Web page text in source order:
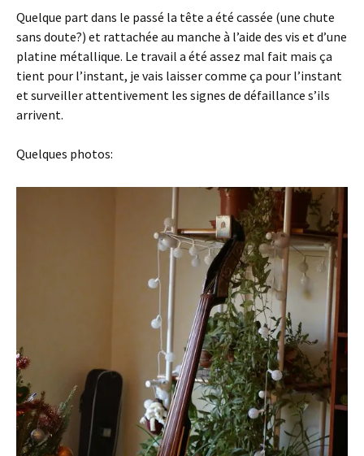
Quelque part dans le passé la tête a été cassée (une chute
sans doute?) et rattachée au manche à l’aide des vis et d’une
platine métallique. Le travail a été assez mal fait mais ça
tient pour l’instant, je vais laisser comme ça pour l’instant
et surveiller attentivement les signes de défaillance s’ils
arrivent.
Quelques photos: